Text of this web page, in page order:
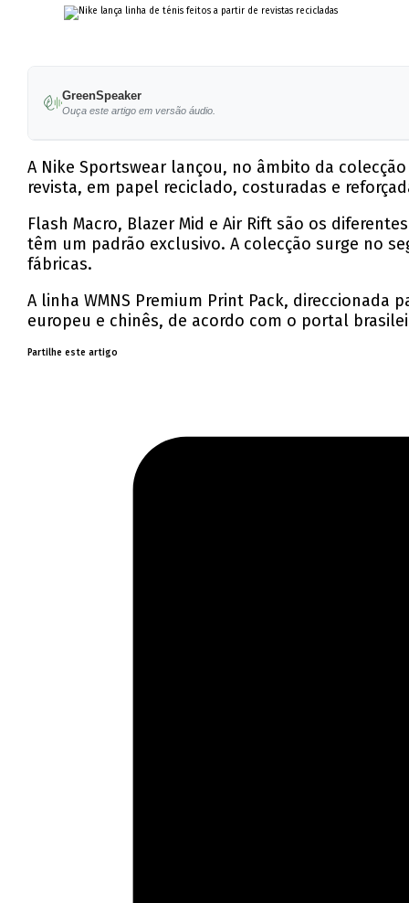
GreenSpeaker
Ouça este artigo em versão áudio.
A Nike Sportswear lançou, no âmbito da
revista, em papel reciclado, costuradas e
Flash Macro, Blazer Mid e Air Rift são os
têm um padrão exclusivo. A colecção surge no
fábricas.
A linha WMNS Premium Print Pack,
europeu e chinês, de acordo com o portal
Partilhe este artigo